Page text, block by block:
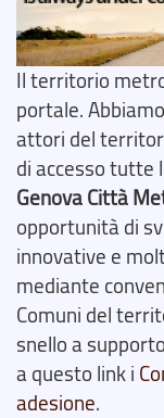
Il territorio
portale.
attori del
di accesso tutte
Genova Città
opportunità di
innovative e
mediante
Comuni del
snello a
a questo link i
adesione.